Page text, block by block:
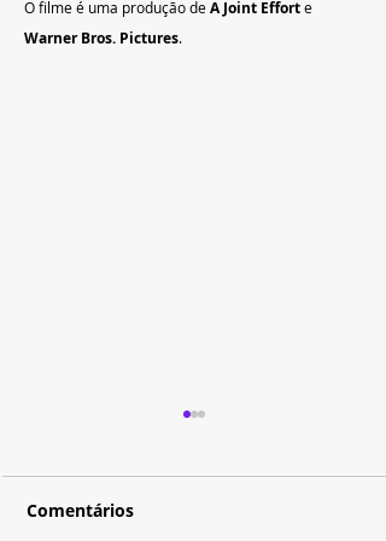
O filme é uma produção de A Joint Effort e
Warner Bros. Pictures.
Comentários